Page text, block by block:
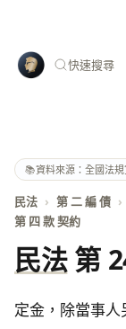
快速搜尋
📚資料來源：全國法
民法 › 第 二 編 債 ›
第 四 款 契約
民法第
定金，除當事人